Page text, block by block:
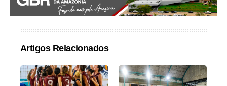
Artigos Relacionados